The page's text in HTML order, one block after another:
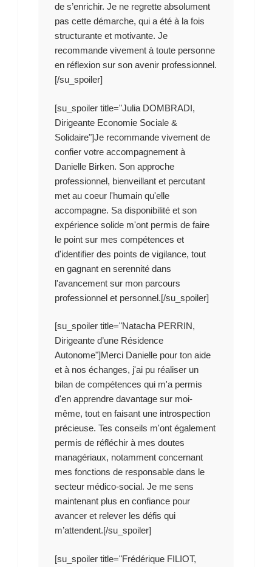
de s’enrichir. Je ne regrette absolument
pas cette démarche, qui a été à la fois
structurante et motivante. Je
recommande vivement à toute personne
en réflexion sur son avenir professionnel.
[/su_spoiler]
[su_spoiler title="Julia DOMBRADI,
Dirigeante Economie Sociale &
Solidaire"]Je recommande vivement de
confier votre accompagnement à
Danielle Birken. Son approche
professionnel, bienveillant et percutant
met au coeur l'humain qu'elle
accompagne. Sa disponibilité et son
expérience solide m'ont permis de faire
le point sur mes compétences et
d'identifier des points de vigilance, tout
en gagnant en serennité dans
l'avancement sur mon parcours
professionnel et personnel.[/su_spoiler]
[su_spoiler title="Natacha PERRIN,
Dirigeante d’une Résidence
Autonome"]Merci Danielle pour ton aide
et à nos échanges, j'ai pu réaliser un
bilan de compétences qui m'a permis
d'en apprendre davantage sur moi-
même, tout en faisant une introspection
précieuse. Tes conseils m'ont également
permis de réfléchir à mes doutes
managériaux, notamment concernant
mes fonctions de responsable dans le
secteur médico-social. Je me sens
maintenant plus en confiance pour
avancer et relever les défis qui
m’attendent.[/su_spoiler]
[su_spoiler title="Frédérique FILIOT,